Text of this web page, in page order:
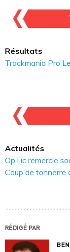
Résultats
Trackmania Pro
Actualités
OpTic remercie
Coup de tonnerre
RÉDIGÉ PAR